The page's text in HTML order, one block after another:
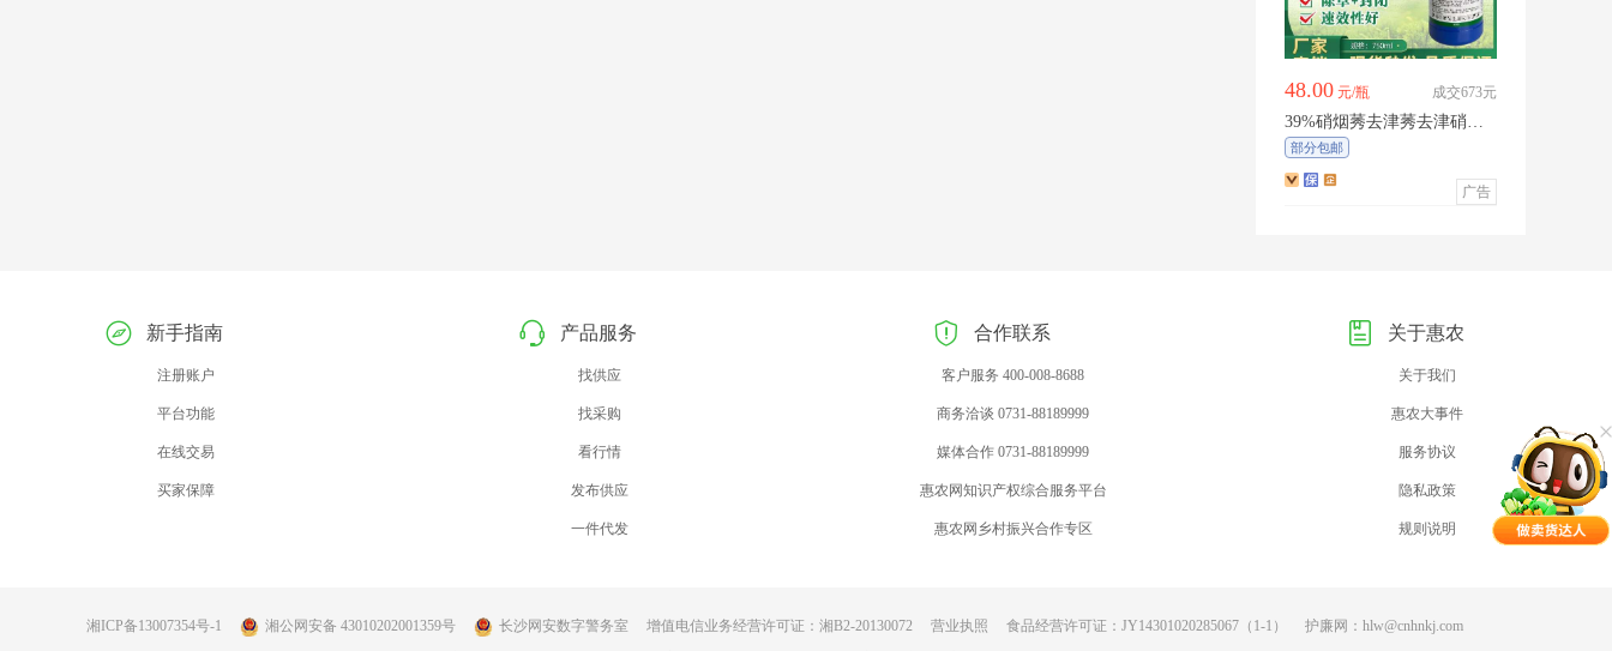
广告
48.00 元/瓶 成交673元
39%硝烟莠去津莠去津硝磺
草酮烟嘧黄隆玉米苗后专用
部分包邮
新手指南
注册账户
平台功能
在线交易
买家保障
产品服务
找供应
找采购
看行情
发布供应
一件代发
合作联系
客户服务 400-008-8688
商务洽谈 0731-88189999
媒体合作 0731-88189999
惠农网知识产权综合服务平台
惠农网乡村振兴合作专区
关于惠农
关于我们
惠农大事件
服务协议
隐私政策
规则说明
湘ICP备13007354号-1 湘公网安备 43010202001359号 长沙网安数字警务室 增值电信业务经营许可证：湘B2-20130072 营业执照 食品经营许可证：JY14301020285067（1-1）
护廉网：hlw@cnhnkj.com